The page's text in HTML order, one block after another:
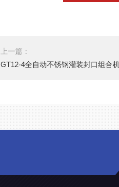
上一篇：
GT12-4全自动不锈钢灌装封口组合